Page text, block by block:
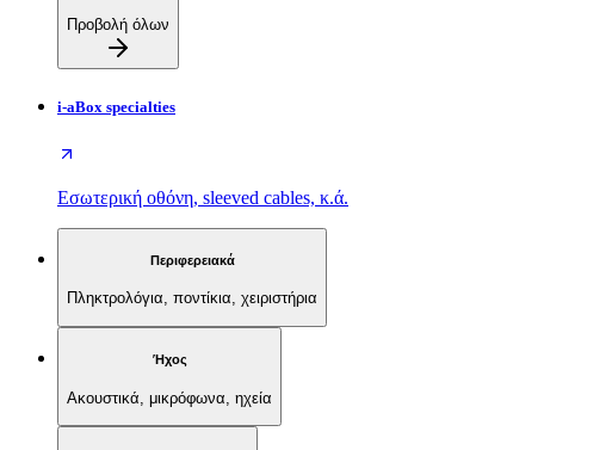
Προβολή όλων
i-aBox specialties
Εσωτερική οθόνη, sleeved cables, κ.ά.
Περιφερειακά
Πληκτρολόγια, ποντίκια, χειριστήρια
Ήχος
Ακουστικά, μικρόφωνα, ηχεία